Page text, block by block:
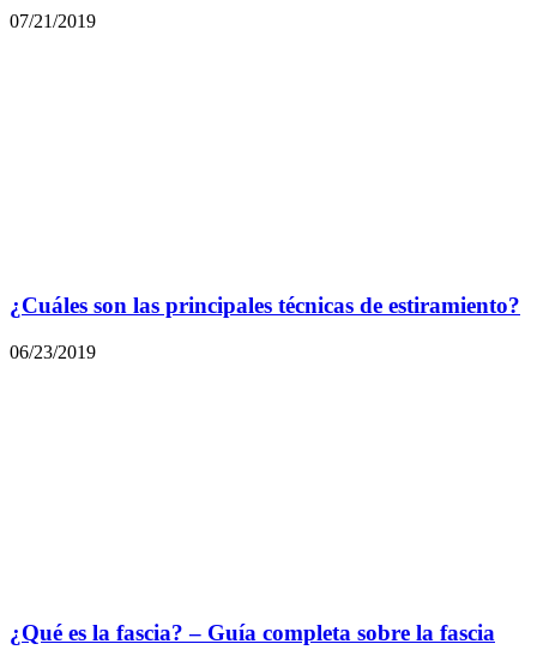
07/21/2019
¿Cuáles son las principales técnicas de estiramiento?
06/23/2019
¿Qué es la fascia? – Guía completa sobre la fascia